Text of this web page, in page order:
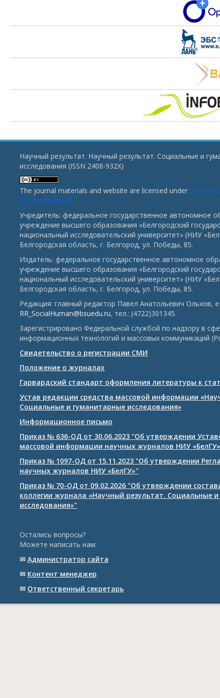
Научный результат. Научный результат. Социальные и
исследования (ISSN 2408-932X)
The journal materials and website are licensed under Creative
4.0 International.
Учредитель: федеральное государственное автономное
учреждение высшего образования «Белгородский
национальный исследовательский университет» (НИУ
Белгородская область, г. Белгород, ул. Победы, 85.
Издатель: федеральное государственное автономное
учреждение высшего образования «Белгородский
национальный исследовательский университет» (НИУ
Белгородская область, г. Белгород, ул. Победы, 85.
Редакция: главный редактор Павел Анатольевич Ольхов,
RR_SocialHuman@bsuedu.ru, тел.: (4722)301345.
Зарегистрировано Федеральной службой по надзору в
информационных технологий и массовых коммуникаций
Свидетельство о регистрации СМИ
Положение о журналах
Гарвардский стандарт оформления литературы к
Устав редакции средства массовой информации
Социальные и гуманитарные исследования»
Информационное письмо
Приказ № 636-ОД от 30.06.2023 "Об утверждении
массовой информации научных журналов НИУ «БелГУ»
Приказ № 1097-ОД от 15.11.2023 "Об утверждении
научных журналов НИУ «БелГУ»"
Приказ № 70-ОД от 09.02.2026 "Об утверждении
коллегии журнала «Научный результат. Социальные
исследования»"
Остались вопросы?
Можете написать нам:
✉ Администратор сайта
✉ Контент менеджер
✉ Ответственный cекретарь